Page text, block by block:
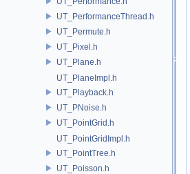
UT_PerformanceThread.h
UT_Permute.h
UT_Pixel.h
UT_Plane.h
UT_PlaneImpl.h
UT_Playback.h
UT_PNoise.h
UT_PointGrid.h
UT_PointGridImpl.h
UT_PointTree.h
UT_Poisson.h